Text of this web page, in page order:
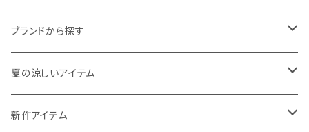
ブランドから探す
THE NORTH FACE
NANGA
夏の涼しいアイテム
メンズ
新作アイテム